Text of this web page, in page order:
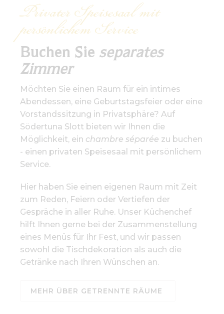
Privater Speisesaal mit
persönlichem Service
Buchen Sie separates
Zimmer
Möchten Sie einen Raum für ein intimes
Abendessen, eine Geburtstagsfeier oder eine
Vorstandssitzung in Privatsphäre? Auf
Södertuna Slott bieten wir Ihnen die
Möglichkeit, ein chambre séparée zu buchen
- einen privaten Speisesaal mit persönlichem
Service.
Hier haben Sie einen eigenen Raum mit Zeit
zum Reden, Feiern oder Vertiefen der
Gespräche in aller Ruhe. Unser Küchenchef
hilft Ihnen gerne bei der Zusammenstellung
eines Menüs für Ihr Fest, und wir passen
sowohl die Tischdekoration als auch die
Getränke nach Ihren Wünschen an.
MEHR ÜBER GETRENNTE RÄUME